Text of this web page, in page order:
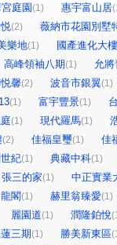
庭園(1) 惠宇富山居
(2)
薇納市花園別墅
樂地(1)
國產進化大樓
高峰領袖八期(1)
允
馨(2) 波音市銀翼(1)
(1) 富宇豐景(1)
(1) 現代羅馬(1)
(2) 佳福皇璽(1)
佳
紀(1) 典藏中科(1)
張三的家(1)
中正實業
龍閣(1) 赫里翁臻愛(1)
麗園道(1) 潤隆鉑悅
三期(1) 勝美新東區